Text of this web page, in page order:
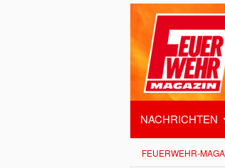
NACHRICHTEN
FEUERWEHR-